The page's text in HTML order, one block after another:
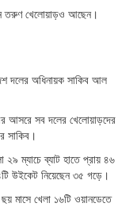
তরুণ খেলোয়াড়ও আছেন।
দলের অধিনায়ক সাকিব আল
আসরে সব দলের খেলোয়াড়দের
সাকিব।
২৯ ম্যাচে ব্যাট হাতে প্রায় ৪৬
উইকেট নিয়েছেন ৩৫ গড়ে।
মাসে খেলা ১৬টি ওয়ানডেতে